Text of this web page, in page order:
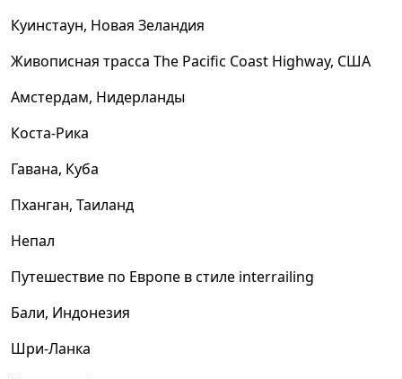
Куинстаун, Новая Зеландия
Живописная трасса The Pacific Coast Highway, США
Амстердам, Нидерланды
Коста-Рика
Гавана, Куба
Пханган, Таиланд
Непал
Путешествие по Европе в стиле interrailing
Бали, Индонезия
Шри-Ланка